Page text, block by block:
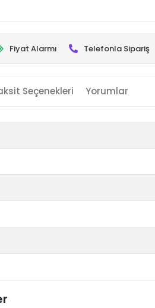
Fiyat Alarmı Telefonla Sipariş
Seçenekleri Yorumlar